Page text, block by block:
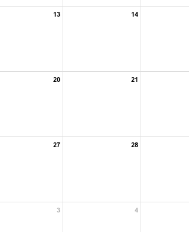
13 14
20 21
27 28
3 4